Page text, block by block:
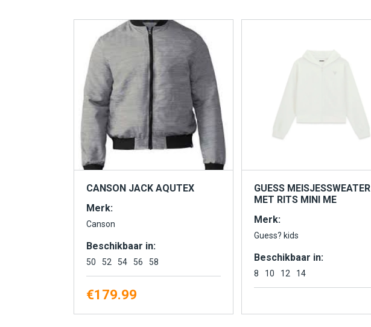
CANSON JACK AQUTEX
Merk:
Canson
Beschikbaar in:
50 52 54 56 58
€179.99
GUESS MEISJESSWEATER
MET RITS MINI ME
Merk:
Guess? kids
Beschikbaar in:
8 10 12 14